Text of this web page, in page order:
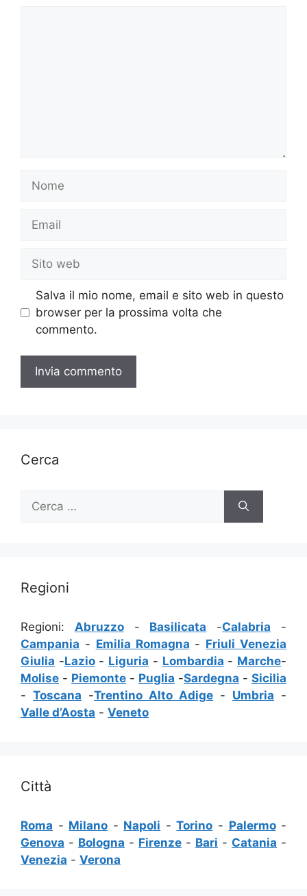
web
Salva il mio nome, email e sito web in questo
browser per la prossima volta che
commento.
Cerca
Ricerca
Regioni
Regioni: Abruzzo- Basilicata -Calabria -
Campania - Emilia Romagna - Friuli Venezia
Giulia -Lazio- Liguria - Lombardia - Marche-
Molise - Piemonte - Puglia -Sardegna - Sicilia
- Toscana -Trentino Alto Adige - Umbria -
Valle d’Aosta - Veneto
Città
Roma - Milano - Napoli -Torino - Palermo-
Genova - Bologna - Firenze - Bari - Catania -
Venezia - Verona